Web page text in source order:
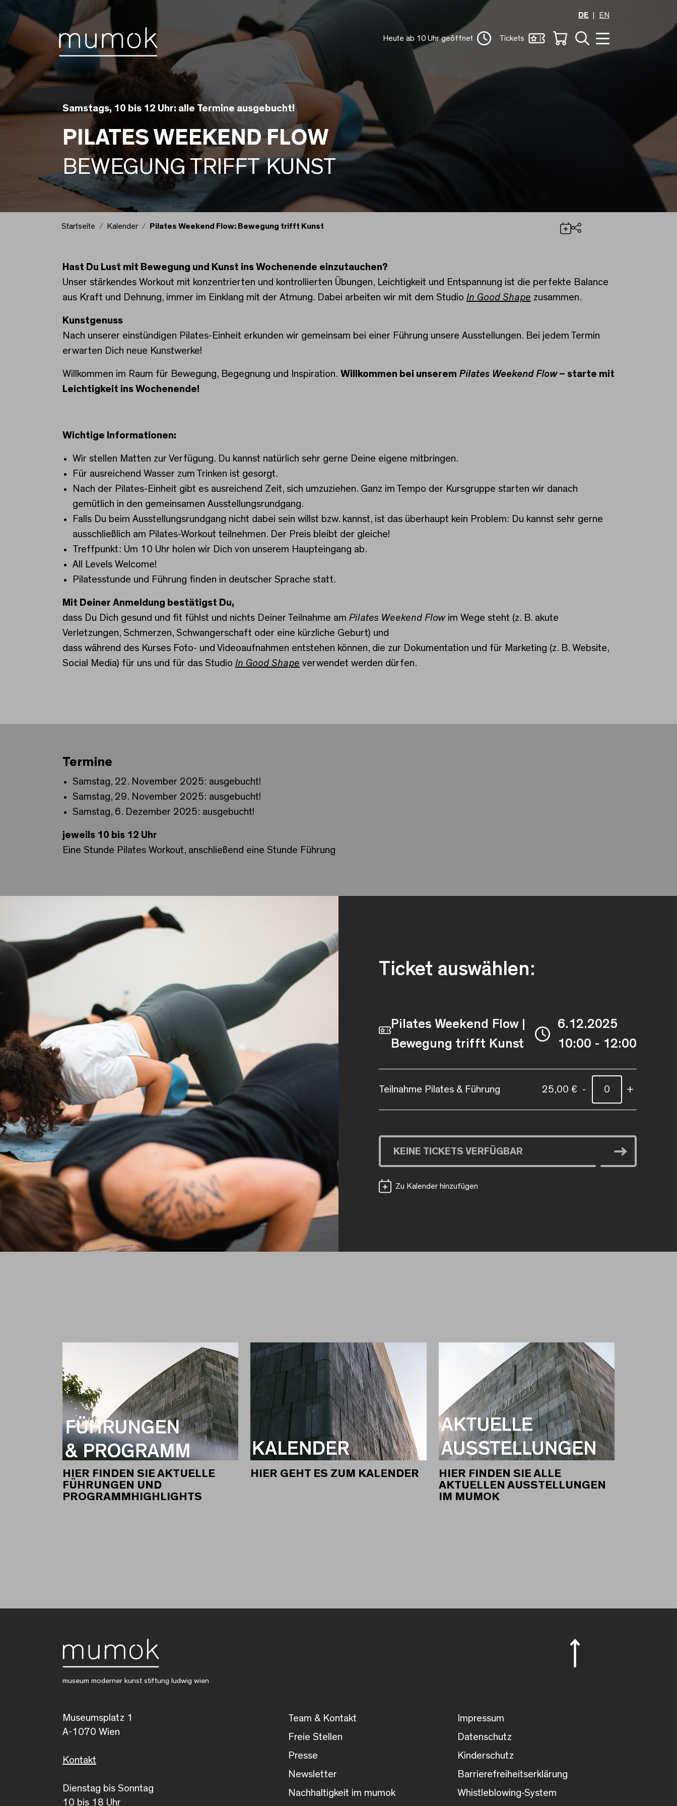
DE
EN
Heute ab 10 Uhr geöffnet Tickets
Samstags, 10 bis 12 Uhr: alle Termine ausgebucht!
PILATES WEEKEND FLOW
BEWEGUNG TRIFFT KUNST
Startseite Kalender
Pilates Weekend Flow: Bewegung trifft Kunst
Pilates Weekend Flow: Bewegung trifft Kunst
Hast Du Lust mit Bewegung und Kunst ins Wochenende einzutauchen?
Unser stärkendes Workout mit konzentrierten und kontrollierten Übungen, Leichtigkeit und Entspannung ist die perfekte Balance
aus Kraft und Dehnung, immer im Einklang mit der Atmung. Dabei arbeiten wir mit dem Studio In Good Shape zusammen.
Kunstgenuss
Nach unserer einstündigen Pilates-Einheit erkunden wir gemeinsam bei einer Führung unsere Ausstellungen. Bei jedem Termin
erwarten Dich neue Kunstwerke!
Willkommen im Raum für Bewegung, Begegnung und Inspiration. Willkommen bei unserem Pilates Weekend Flow– starte mit
Leichtigkeit ins Wochenende!
Wichtige Informationen:
Wir stellen Matten zur Verfügung. Du kannst natürlich sehr gerne Deine eigene mitbringen.
Für ausreichend Wasser zum Trinken ist gesorgt.
Nach der Pilates-Einheit gibt es ausreichend Zeit, sich umzuziehen. Ganz im Tempo der Kursgruppe starten wir danach
gemütlich in den gemeinsamen Ausstellungsrundgang.
Falls Du beim Ausstellungsrundgang nicht dabei sein willst bzw. kannst, ist das überhaupt kein Problem: Du kannst sehr gerne
ausschließlich am Pilates-Workout teilnehmen. Der Preis bleibt der gleiche!
Treffpunkt: Um 10 Uhr holen wir Dich von unserem Haupteingang ab.
All Levels Welcome!
Pilatesstunde und Führung finden in deutscher Sprache statt.
Mit Deiner Anmeldung bestätigst Du,
dass Du Dich gesund und fit fühlst und nichts Deiner Teilnahme am Pilates Weekend Flowim Wege steht (z. B. akute
Verletzungen, Schmerzen, Schwangerschaft oder eine kürzliche Geburt) und
dass während des Kurses Foto- und Videoaufnahmen entstehen können, die zur Dokumentation und für Marketing (z. B. Website,
Social Media) für uns und für das Studio In Good Shape verwendet werden dürfen.
Termine
Samstag, 22. November 2025: ausgebucht!
Samstag, 29. November 2025: ausgebucht!
Samstag, 6. Dezember 2025: ausgebucht!
jeweils 10 bis 12 Uhr
Eine Stunde Pilates Workout, anschließend eine Stunde Führung
Ticket auswählen:
Pilates Weekend Flow |
Bewegung trifft Kunst
6.12.2025
10:00 - 12:00
Teilnahme Pilates & Führung 25,00 € - +
KEINE TICKETS VERFÜGBAR
Zu Kalender hinzufügen
HIER FINDEN SIE AKTUELLE
FÜHRUNGEN UND
PROGRAMMHIGHLIGHTS
HIER GEHT ES ZUM KALENDER
HIER FINDEN SIE ALLE
AKTUELLEN AUSSTELLUNGEN
IM MUMOK
museum moderner kunst stiftung ludwig wien
Museumsplatz 1
A-1070 Wien
Kontakt
Dienstag bis Sonntag
10 bis 18 Uhr
Team & Kontakt
Freie Stellen
Presse
Newsletter
Nachhaltigkeit im mumok
Impressum
Datenschutz
Kinderschutz
Barrierefreiheitserklärung
Whistleblowing-System